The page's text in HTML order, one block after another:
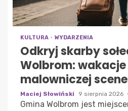
KULTURA WYDARZENIA
Odkryj skarby
Wolbrom:
malowniczej
Maciej Słowiński 9 sierpnia 2026
Gmina Wolbrom jest